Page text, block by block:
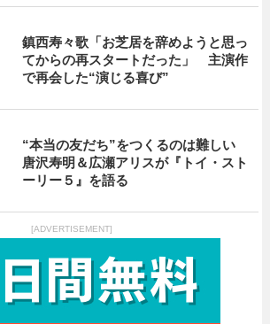
鎮西寿々歌「お芝居を辞めようと思っ
てからの再スタートだった」 主演作
で再会した“演じる喜び”
“本当の友だち”をつくるのは難しい
唐沢寿明＆広瀬アリスが『トイ・スト
ーリー５』を語る
[ADVERTISEMENT]